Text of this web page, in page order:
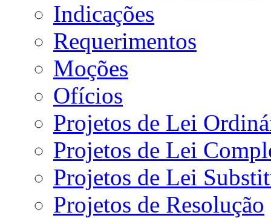
Indicações
Requerimentos
Moções
Ofícios
Projetos de Lei
Projetos de Lei
Projetos de Lei
Projetos de Resolução